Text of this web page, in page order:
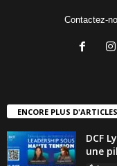
Contactez-
ENCORE PLUS D'ARTICLES
DCF
une